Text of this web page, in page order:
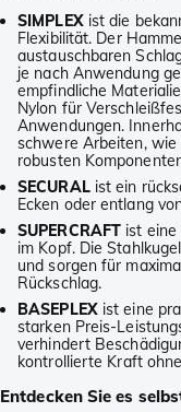
SIMPLEXist die
Flexibilität. Der
austauschbaren
je nach Anwendung
empfindliche
Nylon für
Anwendungen.
schwere Arbeiten,
robusten
SECURAList ein
Ecken oder entlang
SUPERCRAFT ist
im Kopf. Die
und sorgen für
Rückschlag.
BASEPLEXist eine
starken Preis-
verhindert
kontrollierte Kraft
Entdecken Sie es